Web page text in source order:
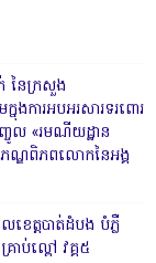
ក់ នៃក្រសួង
ងការអបអរសារទរពោរ
ចូល «រមណីយដ្ឋាន
ភណ្ឌពិភពលោកនៃអង្គ
ខេត្តបាត់ដំបង បំភ្លឺ
ាប់ល្ពៅ វគ្គ៥